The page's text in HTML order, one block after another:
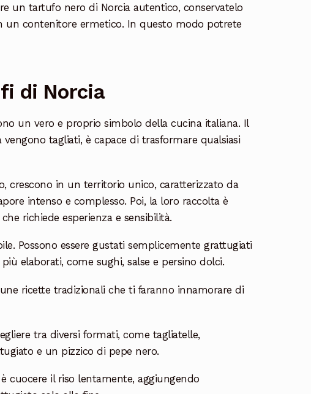
un tartufo nero di Norcia autentico, conservatelo
contenitore ermetico. In questo modo potrete
di Norcia
un vero e proprio simbolo della cucina italiana. Il
tagliati, è capace di trasformare qualsiasi
crescono in un territorio unico, caratterizzato da
intenso e complesso. Poi, la loro raccolta è
richiede esperienza e sensibilità.
Possono essere gustati semplicemente grattugiati
elaborati, come sughi, salse e persino dolci.
ricette tradizionali che ti faranno innamorare di
tra diversi formati, come tagliatelle,
e un pizzico di pepe nero.
cuocere il riso lentamente, aggiungendo